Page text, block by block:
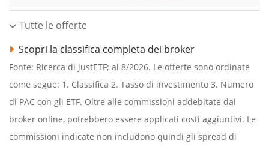
Tutte le offerte
Scopri la classifica completa dei broker
Fonte: Ricerca di justETF; al 8/2026. Le offerte sono ordinate
come segue: 1. Classifica 2. Tasso di investimento 3. Numero
di PAC con gli ETF. Oltre alle commissioni addebitate dai
broker online, potrebbero essere applicati costi aggiuntivi. Le
commissioni indicate non includono quindi gli spread di